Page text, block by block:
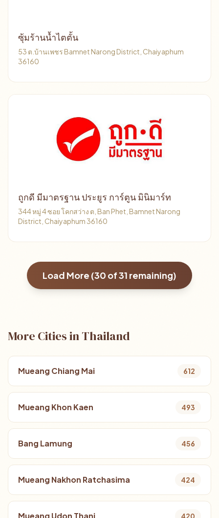
ซุ้มร้านน้ำไตตั้น
53 ต.บ้านเพชร Bamnet Narong District, Chaiyaphum
36160
ถูกดี มีมาตรฐาน ประยูร การ์ตูน มินิมาร์ท
344 หมู่ 4 ซอย โคกสว่าง ต, Ban Phet, Bamnet Narong
District, Chaiyaphum 36160
Load More (30 of31 remaining)
More Cities in Thailand
Mueang Chiang Mai 612
Mueang Khon Kaen 493
Bang Lamung 456
Mueang Nakhon Ratchasima 424
Mueang Udon Thani 420